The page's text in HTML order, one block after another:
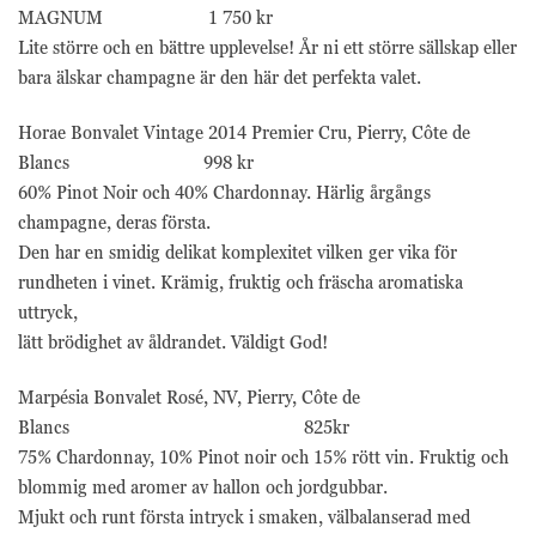
MAGNUM 1 750 kr
Lite större och en bättre upplevelse! År ni ett större sällskap eller
bara älskar champagne är den här det perfekta valet.
Horae Bonvalet Vintage 2014 Premier Cru, Pierry, Côte de
Blancs 998 kr
60% Pinot Noir och 40% Chardonnay. Härlig årgångs
champagne, deras första.
Den har en smidig delikat komplexitet vilken ger vika för
rundheten i vinet. Krämig, fruktig och fräscha aromatiska
uttryck,
lätt brödighet av åldrandet. Väldigt God!
Marpésia Bonvalet Rosé, NV, Pierry, Côte de
Blancs 825kr
75% Chardonnay, 10% Pinot noir och 15% rött vin. Fruktig och
blommig med aromer av hallon och jordgubbar.
Mjukt och runt första intryck i smaken, välbalanserad med